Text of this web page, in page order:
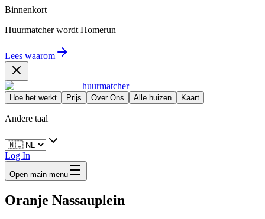
Binnenkort
Huurmatcher wordt Homerun
Lees waarom
huurmatcher
Hoe het werkt Prijs Over Ons Alle huizen Kaart
Andere taal
Log In
Open main menu
Oranje Nassauplein